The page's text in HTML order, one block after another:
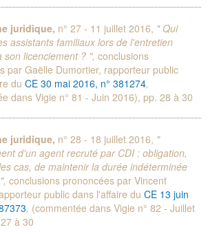
juridique, n° 27 - 11 juillet 2016, " Qui
assistants familiaux lors de l'entretien
son licenciement ? ", conclusions
par Gaëlle Dumortier, rapporteur public
du CE 30 mai 2016, n° 381274,
dans Vigie n° 81 - Juin 2016), pp. 28 à 30
juridique, n° 28 - 18 juillet 2016, "
d'un agent recruté par CDI : obligation,
cas, de maintenir la durée indéterminée
conclusions prononcées par Vincent
public dans l'affaire du CE 13 juin
, (commentée dans Vigie n° 82 - Juillet
à 30